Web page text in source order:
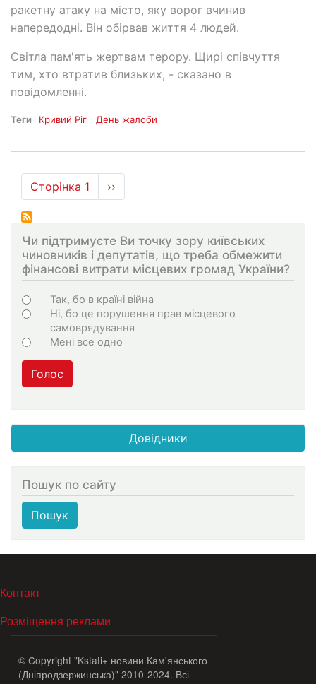
ракетну атаку на місто, яку ворог вчинив
напередодні. Він обірвав життя 4 людей.
Світла пам'ять жертвам терору. Щирі співчуття
тим, хто втратив близьких, - сказано в
повідомленні.
Теги Кривий Ріг День жалоби
Розбивка
на
сторінки
Сторінка 1
Наступна
сторінка
››
Чи підтримуєте Ви точку зору київських
чиновників і депутатів, що треба обмежити
фінансові витрати місцевих громад України?
Варіанти
Так, бо в країні війна
Ні, бо це порушення прав місцевого
самоврядування
Мені все одно
Голос
Довідники
Пошук по сайту
Пошук
МЕНЮ В ПОДВАЛЕ
Контакт
Розміщення реклами
© Copyright "Kstati+ новини Кам'янського
(Дніпродзержинська)" 2010-2024. Всі